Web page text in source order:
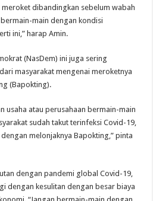
dibandingkan sebelum wabah
main dengan kondisi
ini,” harap Amin.
(NasDem) ini juga sering
masyarakat mengenai meroketnya
(Bapokting).
usaha atau perusahaan bermain-main
sudah takut terinfeksi Covid-19,
melonjaknya Bapokting,” pinta
dengan pandemi global Covid-19,
dengan kesulitan dengan besar biaya